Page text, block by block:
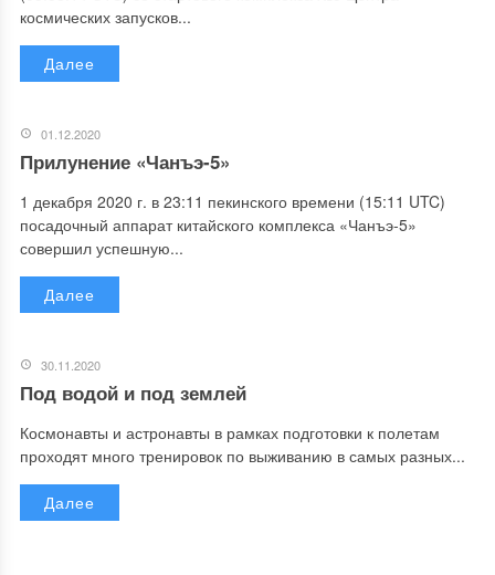
космических запусков...
Далее
01.12.2020
Прилунение «Чанъэ-5»
1 декабря 2020 г. в 23:11 пекинского времени (15:11 UTC)
посадочный аппарат китайского комплекса «Чанъэ-5»
совершил успешную...
Далее
30.11.2020
Под водой и под землей
Космонавты и астронавты в рамках подготовки к полетам
проходят много тренировок по выживанию в самых разных...
Далее